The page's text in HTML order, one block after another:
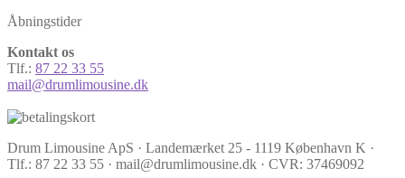
Åbningstider
Kontakt os
Tlf.: 87 22 33 55
mail@drumlimousine.dk
Drum Limousine ApS · Landemærket 25 - 1119 København K ·
Tlf.: 87 22 33 55 · mail@drumlimousine.dk · CVR: 37469092